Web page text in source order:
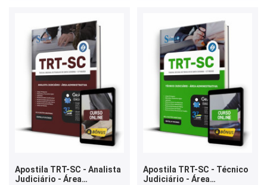
Apostila TRT-SC - Analista
Judiciário - Área
Apostila TRT-SC - Técnico
Judiciário - Área